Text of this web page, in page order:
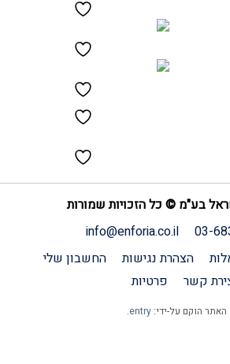
בע"מ © כל הזכויות שמורות
03-
info@enforia.co.il
הצהרת נגישות
החשבון שלי
קשר
פרטיות
האתר הוקם על-ידי:entry
.